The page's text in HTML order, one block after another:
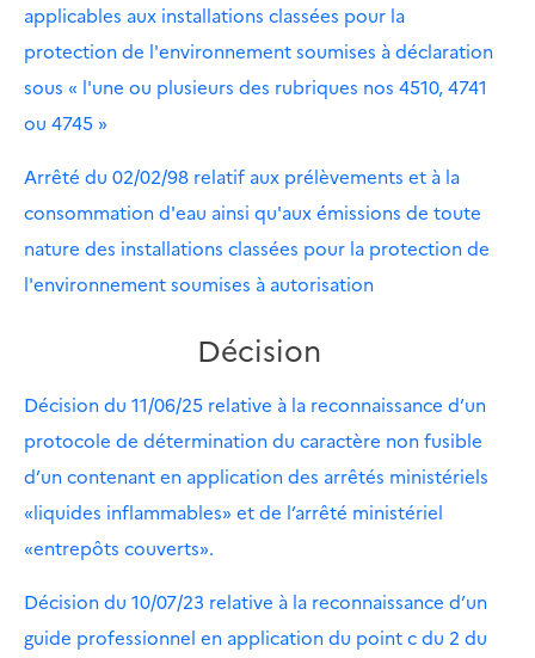
applicables aux installations classées pour la
protection de l'environnement soumises à déclaration
sous « l'une ou plusieurs des rubriques nos 4510, 4741
ou 4745 »
Arrêté du 02/02/98 relatif aux prélèvements et à la
consommation d'eau ainsi qu'aux émissions de toute
nature des installations classées pour la protection de
l'environnement soumises à autorisation
Décision
Décision du 11/06/25 relative à la reconnaissance d’un
protocole de détermination du caractère non fusible
d’un contenant en application des arrêtés ministériels
«liquides inflammables» et de l’arrêté ministériel
«entrepôts couverts».
Décision du 10/07/23 relative à la reconnaissance d’un
guide professionnel en application du point c du 2 du